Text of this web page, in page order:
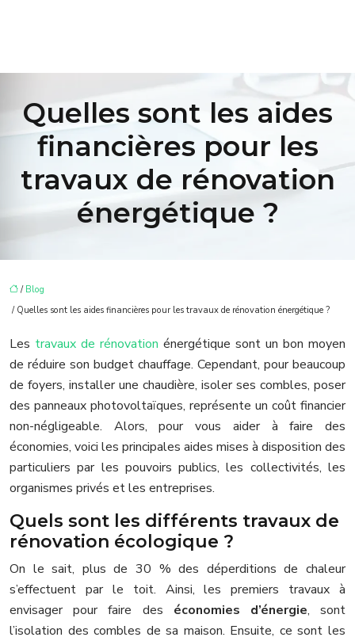
Quelles sont les aides
financières pour les
travaux de rénovation
énergétique ?
/ Blog
/ Quelles sont les aides financières pour les travaux de rénovation énergétique ?
Les travaux de rénovation énergétique sont un bon moyen
de réduire son budget chauffage. Cependant, pour beaucoup
de foyers, installer une chaudière, isoler ses combles, poser
des panneaux photovoltaïques, représente un coût financier
non-négligeable. Alors, pour vous aider à faire des
économies, voici les principales aides mises à disposition des
particuliers par les pouvoirs publics, les collectivités, les
organismes privés et les entreprises.
Quels sont les différents travaux de
rénovation écologique ?
On le sait, plus de 30 % des déperditions de chaleur
s’effectuent par le toit. Ainsi, les premiers travaux à
envisager pour faire des économies d’énergie, sont
l’isolation des combles de sa maison. Ensuite, ce sont les